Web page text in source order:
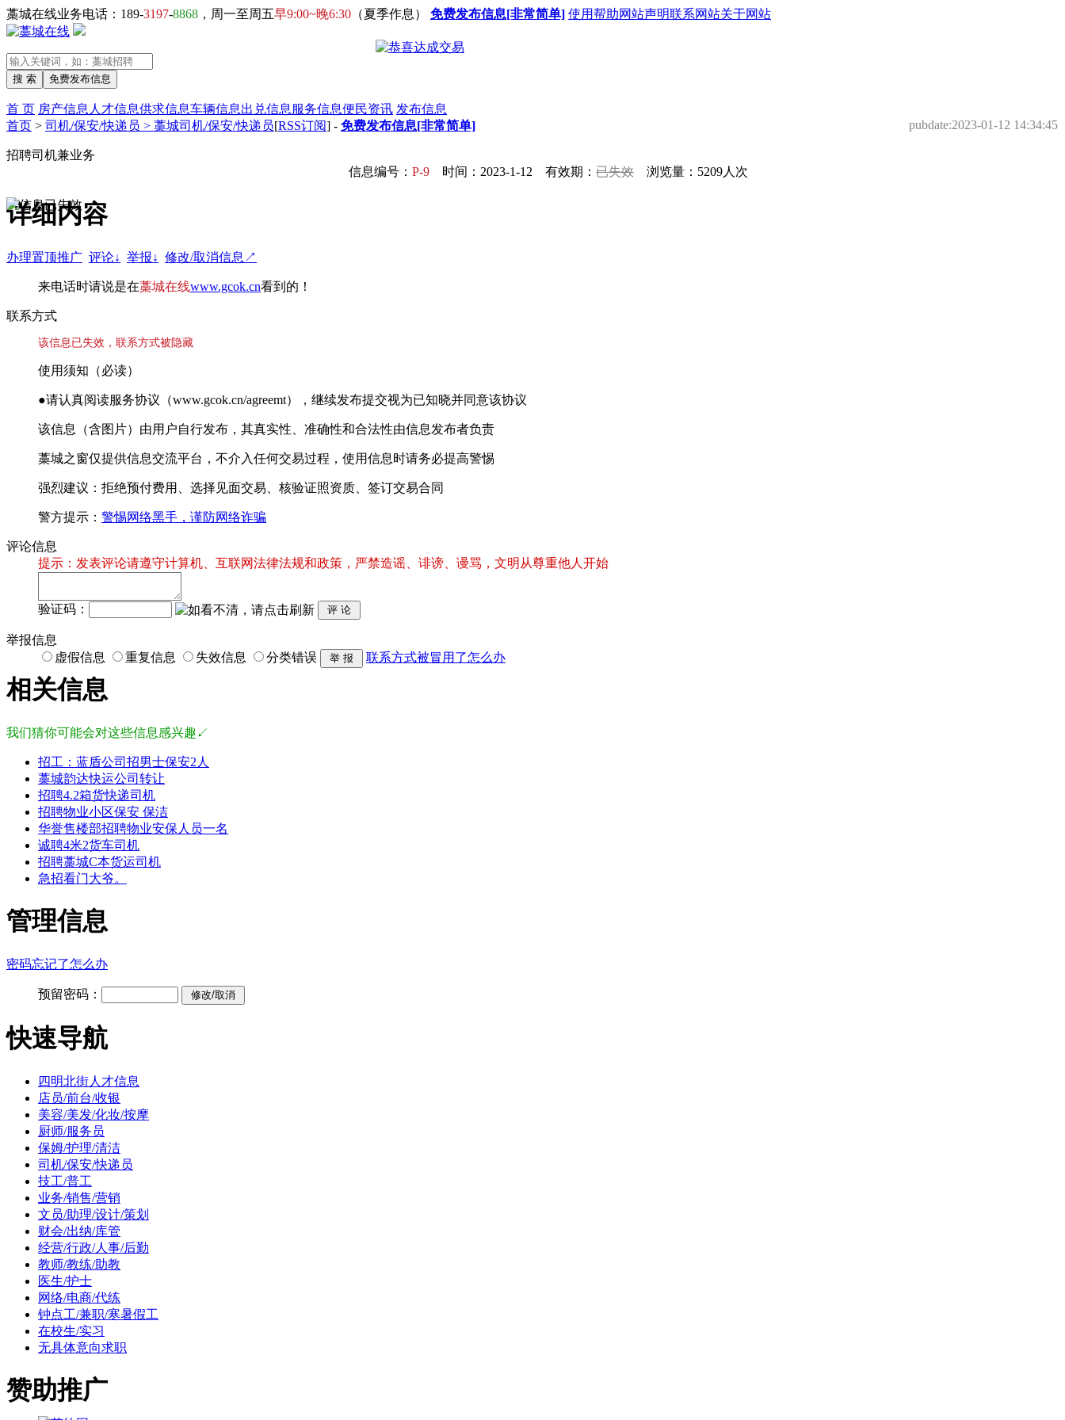
藁城在线业务电话：189-3197-8868 ，周一至周五早9:00~晚6:30 （夏季作息） 免费发布信息[非常简单] 使用帮助网站声明联系网站关于网站
首 页 房产信息 人才信息供求信息车辆信息出兑信息 服务信息便民资讯 发布信息
首页 > 司机/保安/快递员 > 藁城司机/保安/快递员[RSS订阅] - 免费发布信息[非常简单] pubdate:2023-01-12 14:34:45
招聘司机兼业务
信息编号： P-9 时间：2023-1-12 有效期： 已失效 浏览量：5209人次
详细内容
办理置顶推广 评论↓ 举报↓ 修改/取消信息↗
来电话时请说是在藁城在线www.gcok.cn看到的！
联系方式
该信息已失效，联系方式被隐藏
使用须知（必读）
●请认真阅读服务协议（www.gcok.cn/agreemt），继续发布提交视为已知晓并同意该协议
该信息（含图片）由用户自行发布，其真实性、准确性和合法性由信息发布者负责
藁城之窗仅提供信息交流平台，不介入任何交易过程，使用信息时请务必提高警惕
强烈建议：拒绝预付费用、选择见面交易、核验证照资质、签订交易合同
警方提示： 警惕网络黑手，谨防网络诈骗
评论信息
提示：发表评论请遵守计算机、互联网法律法规和政策，严禁造谣、诽谤、谩骂，文明从尊重他人开始
验证码：
举报信息
虚假信息
重复信息 失效信息 分类错误 联系方式被冒用了怎么办
相关信息
我们猜你可能会对这些信息感兴趣↙
招工：蓝盾公司招男士保安2人
藁城韵达快运公司转让
招聘4.2箱货快递司机
招聘物业小区保安 保洁
华誉售楼部招聘物业安保人员一名
诚聘4米2货车司机
招聘藁城C本货运司机
急招看门大爷。
管理信息
密码忘记了怎么办
预留密码：
快速导航
四明北街人才信息
店员/前台/收银
美容/美发/化妆/按摩
厨师/服务员
保姆/护理/清洁
司机/保安/快递员
技工/普工
业务/销售/营销
文员/助理/设计/策划
财会/出纳/库管
经营/行政/人事/后勤
教师/教练/助教
医生/护士
网络/电商/代练
钟点工/兼职/寒暑假工
在校生/实习
无具体意向求职
赞助推广